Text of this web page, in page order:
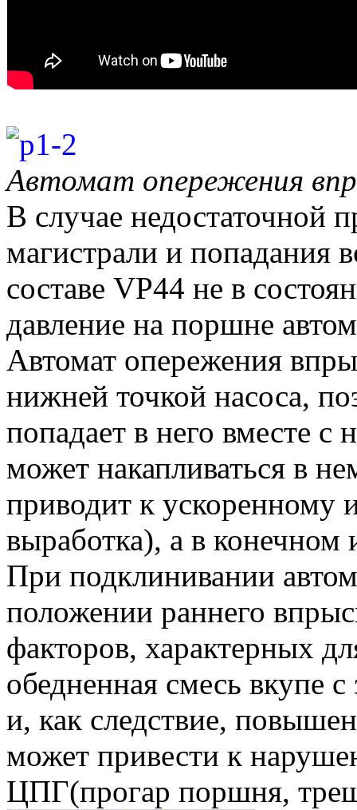
Автомат опережения
В случае недостаточной
магистрали и попадания
составе VP44 не в
давление на поршне
Автомат опережения
нижней точкой насоса,
попадает в него вместе с
может накапливаться в
приводит к ускоренному
выработка), а в конечном
При подклинивании
положении раннего
факторов, характерных
обедненная смесь
и, как следствие,
может привести к
ЦПГ(прогар поршня,